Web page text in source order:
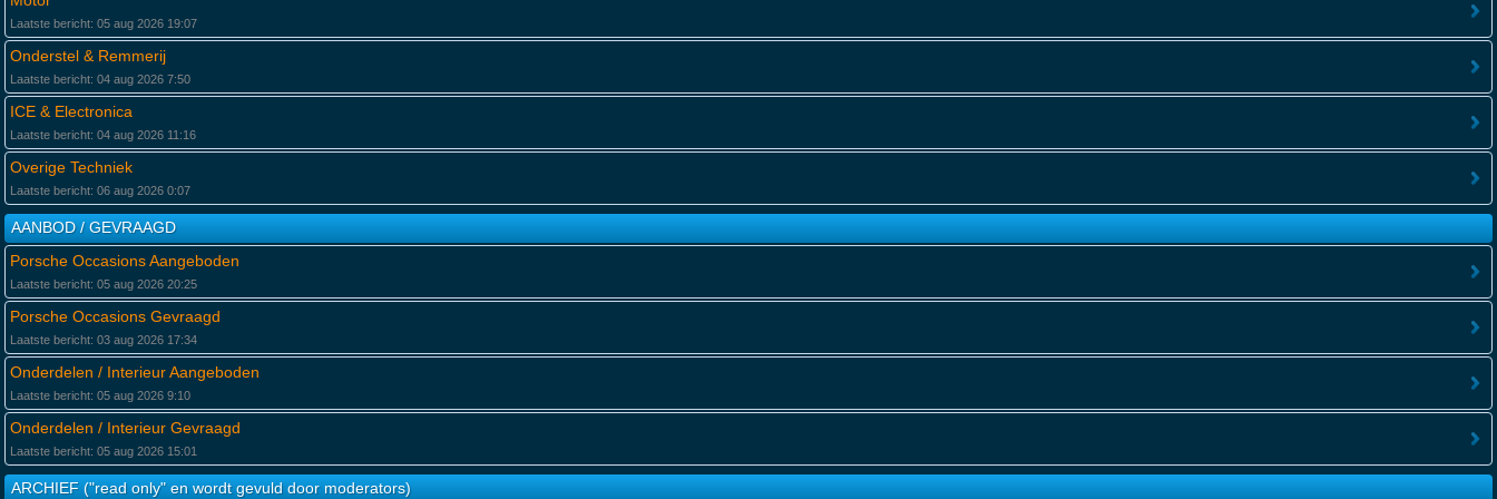
Laatste bericht: 05 aug 2026 19:07
Onderstel & Remmerij
Laatste bericht: 04 aug 2026 7:50
ICE & Electronica
Laatste bericht: 04 aug 2026 11:16
Overige Techniek
Laatste bericht: 06 aug 2026 0:07
AANBOD / GEVRAAGD
Porsche Occasions Aangeboden
Laatste bericht: 05 aug 2026 20:25
Porsche Occasions Gevraagd
Laatste bericht: 03 aug 2026 17:34
Onderdelen / Interieur Aangeboden
Laatste bericht: 05 aug 2026 9:10
Onderdelen / Interieur Gevraagd
Laatste bericht: 05 aug 2026 15:01
ARCHIEF ("read only" en wordt gevuld door moderators)